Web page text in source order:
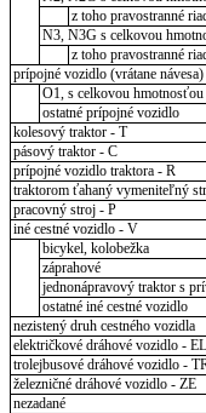
z toho pravostranné
N3, N3G s celkovou
z toho pravostranné
prípojné vozidlo (vrátane
O1, s celkovou
ostatné prípojné vozidlo
kolesový traktor - T
pásový traktor - C
prípojné vozidlo traktora - R
traktorom ťahaný vymeniteľný
pracovný stroj - P
iné cestné vozidlo - V
bicykel, kolobežka
záprahové
jednonápravový traktor s
ostatné iné cestné vozidlo
nezistený druh cestného vozidla
električkové dráhové vozidlo -
trolejbusové dráhové vozidlo -
železničné dráhové vozidlo - ZE
nezadané